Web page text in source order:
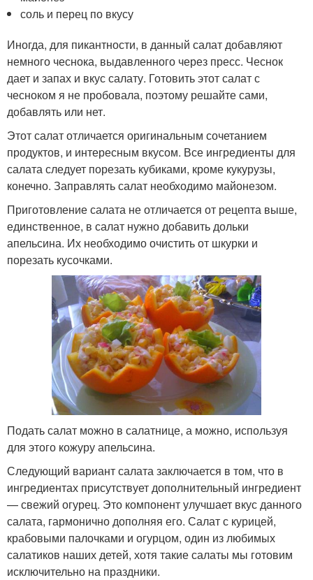
соль и перец по вкусу
Иногда, для пикантности, в данный салат добавляют
немного чеснока, выдавленного через пресс. Чеснок
дает и запах и вкус салату. Готовить этот салат с
чесноком я не пробовала, поэтому решайте сами,
добавлять или нет.
Этот салат отличается оригинальным сочетанием
продуктов, и интересным вкусом. Все ингредиенты для
салата следует порезать кубиками, кроме кукурузы,
конечно. Заправлять салат необходимо майонезом.
Приготовление салата не отличается от рецепта выше,
единственное, в салат нужно добавить дольки
апельсина. Их необходимо очистить от шкурки и
порезать кусочками.
Подать салат можно в салатнице, а можно, используя
для этого кожуру апельсина.
Следующий вариант салата заключается в том, что в
ингредиентах присутствует дополнительный ингредиент
— свежий огурец. Это компонент улучшает вкус данного
салата, гармонично дополняя его. Салат с курицей,
крабовыми палочками и огурцом, один из любимых
салатиков наших детей, хотя такие салаты мы готовим
исключительно на праздники.